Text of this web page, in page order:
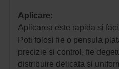
Aplicare:
Aplicarea este rapida si
Poti folosi fie o pensula
precizie si control, fie
distribuire delicata si